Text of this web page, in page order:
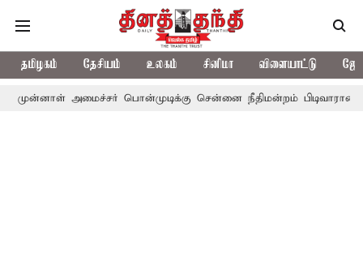
தமிழகம் தேசியம் உலகம் சினிமா விளையாட்டு
பொன்முடிக்கு சென்னை நீதிமன்றம் பிடிவாராண்ட்